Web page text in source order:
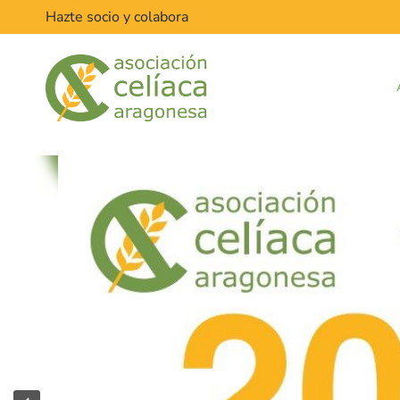
Hazte socio y colabora